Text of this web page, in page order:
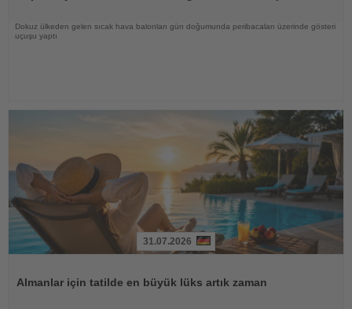
Dokuz ülkeden gelen sıcak hava balonları gün doğumunda peribacaları üzerinde gösteri
uçuşu yaptı
31.07.2026
Almanlar için tatilde en büyük lüks artık zaman